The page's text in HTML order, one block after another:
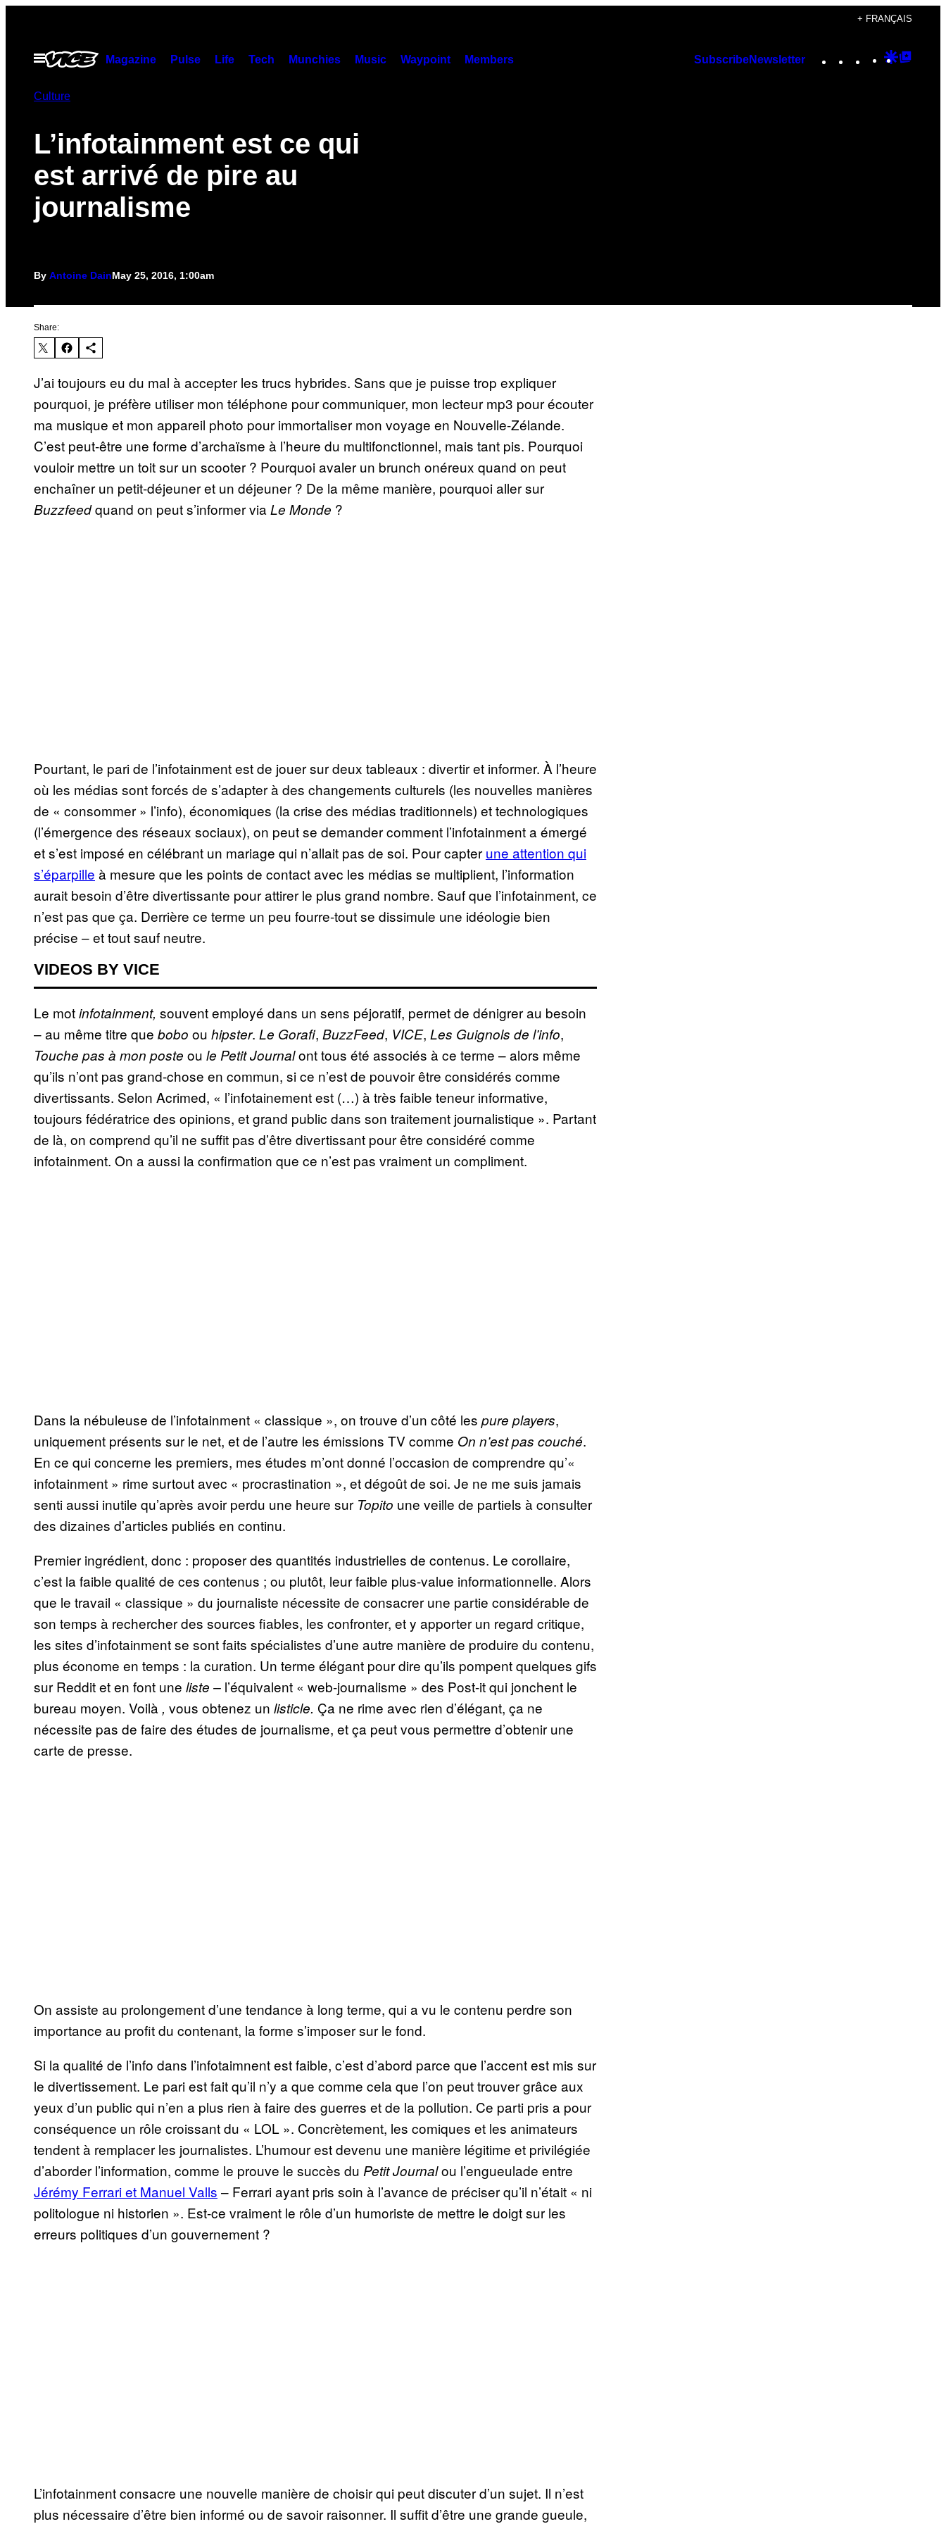
content
+ FRANÇAIS
Open
Menu
Magazine Pulse Life Tech Munchies Music Waypoint Members SubscribeNewsletter Instagram
TikTok
YouTube
Google
Culture
L’infotainment est ce qui
est arrivé de pire au
journalisme
By Antoine DainMay 25, 2016, 1:00am
Share:
J’ai toujours eu du mal à accepter les trucs hybrides. Sans que je puisse trop expliquer
pourquoi, je préfère utiliser mon téléphone pour communiquer, mon lecteur mp3 pour écouter
ma musique et mon appareil photo pour immortaliser mon voyage en Nouvelle-Zélande.
C’est peut-être une forme d’archaïsme à l’heure du multifonctionnel, mais tant pis. Pourquoi
vouloir mettre un toit sur un scooter ? Pourquoi avaler un brunch onéreux quand on peut
enchaîner un petit-déjeuner et un déjeuner ? De la même manière, pourquoi aller sur
Buzzfeedquand on peut s’informer via Le Monde ?
Pourtant, le pari de l’infotainment est de jouer sur deux tableaux : divertir et informer. À l’heure
où les médias sont forcés de s’adapter à des changements culturels (les nouvelles manières
de « consommer » l’info), économiques (la crise des médias traditionnels) et technologiques
(l’émergence des réseaux sociaux), on peut se demander comment l’infotainment a émergé
et s’est imposé en célébrant un mariage qui n’allait pas de soi. Pour capter une attention qui
s’éparpille à mesure que les points de contact avec les médias se multiplient, l’information
aurait besoin d’être divertissante pour attirer le plus grand nombre. Sauf que l’infotainment, ce
n’est pas que ça. Derrière ce terme un peu fourre-tout se dissimule une idéologie bien
précise – et tout sauf neutre.
VIDEOS BY VICE
Le motinfotainment, souvent employé dans un sens péjoratif, permet de dénigrer au besoin
– au même titre que bobo ou hipster. Le Gorafi, BuzzFeed, VICE, Les Guignols de l’info,
Touche pas à mon poste ou le Petit Journalont tous été associés à ce terme – alors même
qu’ils n’ont pas grand-chose en commun, si ce n’est de pouvoir être considérés comme
divertissants. Selon Acrimed, « l’infotainement est (…) à très faible teneur informative,
toujours fédératrice des opinions, et grand public dans son traitement journalistique ». Partant
de là, on comprend qu’il ne suffit pas d’être divertissant pour être considéré comme
infotainment. On a aussi la confirmation que ce n’est pas vraiment un compliment.
Dans la nébuleuse de l’infotainment « classique », on trouve d’un côté les pure players,
uniquement présents sur le net, et de l’autre les émissions TV comme On n’est pas couché.
En ce qui concerne les premiers, mes études m’ont donné l’occasion de comprendre qu’«
infotainment » rime surtout avec « procrastination », et dégoût de soi. Je ne me suis jamais
senti aussi inutile qu’après avoir perdu une heure sur Topito une veille de partiels à consulter
des dizaines d’articles publiés en continu.
Premier ingrédient, donc : proposer des quantités industrielles de contenus. Le corollaire,
c’est la faible qualité de ces contenus ; ou plutôt, leur faible plus-value informationnelle. Alors
que le travail « classique » du journaliste nécessite de consacrer une partie considérable de
son temps à rechercher des sources fiables, les confronter, et y apporter un regard critique,
les sites d’infotainmentse sont faits spécialistes d’une autre manière de produire du contenu,
plus économe en temps : la curation. Un terme élégant pour dire qu’ils pompent quelques gifs
sur Reddit et en font une liste – l’équivalent « web-journalisme » des Post-it qui jonchent le
bureau moyen. Voilà , vous obtenez un listicle. Ça ne rime avec rien d’élégant, ça ne
nécessite pas de faire des études de journalisme, et ça peut vous permettre d’obtenir une
carte de presse.
On assiste au prolongement d’une tendance à long terme, qui a vu le contenu perdre son
importance au profit du contenant, la forme s’imposer sur le fond.
Si la qualité de l’info dans l’infotaimnent est faible, c’est d’abord parce que l’accent est mis sur
le divertissement. Le pari est fait qu’il n’y a que comme cela que l’on peut trouver grâce aux
yeux d’un public qui n’en a plus rien à faire des guerres et de la pollution. Ce parti pris a pour
conséquence un rôle croissant du « LOL ». Concrètement, les comiques et les animateurs
tendent à remplacer les journalistes. L’humour est devenu une manière légitime et privilégiée
d’aborder l’information, comme le prouve le succès du Petit Journalou l’engueulade entre
Jérémy Ferrari et Manuel Valls – Ferrari ayant pris soin à l’avance de préciser qu’il n’était « ni
politologue ni historien ». Est-ce vraiment le rôle d’un humoriste de mettre le doigt sur les
erreurs politiques d’un gouvernement ?
L’infotainment consacre une nouvelle manière de choisir qui peut discuter d’un sujet. Il n’est
plus nécessaire d’être bien informé ou de savoir raisonner. Il suffit d’être une grande gueule,